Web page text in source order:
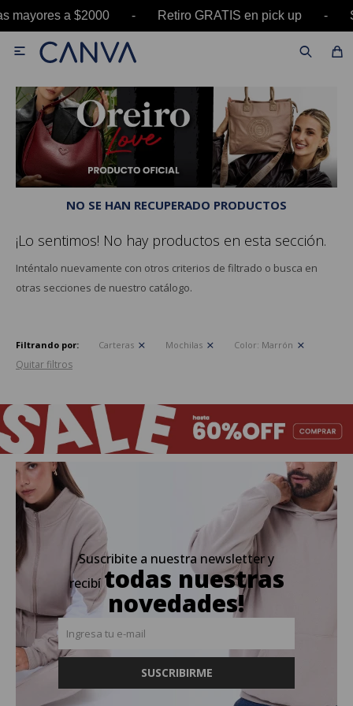
mayores a $2000 - Retiro GRATIS en pick

NO SE HAN RECUPERADO PRODUCTOS
¡Lo sentimos! No hay productos en esta sección.
Inténtalo nuevamente con otros criterios de filtrado o busca en
otras secciones de nuestro catálogo.
Filtrando por: Carteras Mochilas Color: Marrón
Quitar filtros
Suscribite a nuestra newsletter y
recibí todas nuestras
novedades!
SUSCRIBIRME